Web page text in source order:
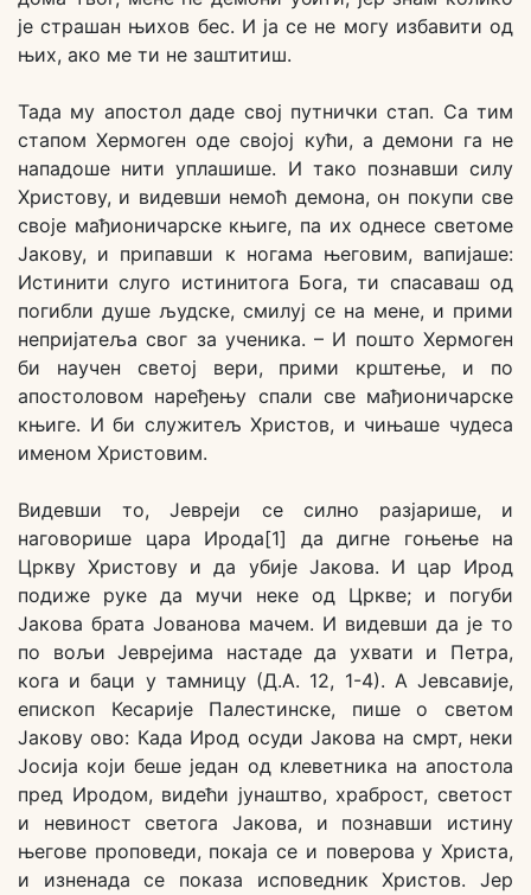
је страшан њихов бес. И ја се не могу избавити од
њих, ако ме ти не заштитиш.
Тада му апостол даде свој путнички стап. Са тим
стапом Хермоген оде својој кући, а демони га не
нападоше нити уплашише. И тако познавши силу
Христову, и видевши немоћ демона, он покупи све
своје мађионичарске књиге, па их однесе светоме
Јакову, и припавши к ногама његовим, вапијаше:
Истинити слуго истинитога Бога, ти спасаваш од
погибли душе људске, смилуј се на мене, и прими
непријатеља свог за ученика. – И пошто Хермоген
би научен светој вери, прими крштење, и по
апостоловом наређењу спали све мађионичарске
књиге. И би служитељ Христов, и чињаше чудеса
именом Христовим.
Видевши то, Јевреји се силно разјарише, и
наговорише цара Ирода[1] да дигне гоњење на
Цркву Христову и да убије Јакова. И цар Ирод
подиже руке да мучи неке од Цркве; и погуби
Јакова брата Јованова мачем. И видевши да је то
по вољи Јеврејима настаде да ухвати и Петра,
кога и баци у тамницу (Д.А. 12, 1-4). А Јевсавије,
епископ Кесарије Палестинске, пише о светом
Јакову ово: Када Ирод осуди Јакова на смрт, неки
Јосија који беше један од клеветника на апостола
пред Иродом, видећи јунаштво, храброст, светост
и невиност светога Јакова, и познавши истину
његове проповеди, покаја се и поверова у Христа,
и изненада се показа исповедник Христов. Јер